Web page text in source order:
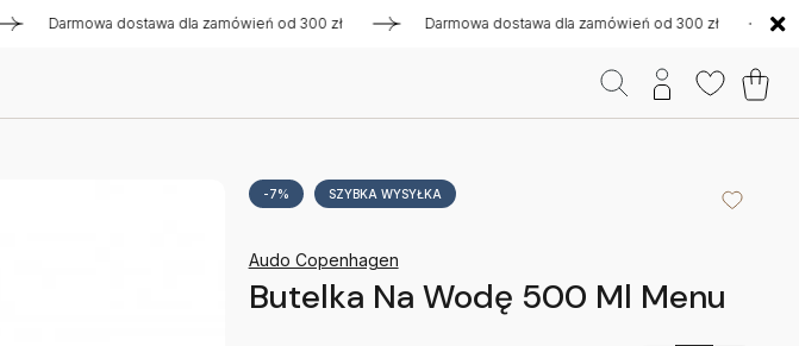
Darmowa dostawa dla zamówień od 300 zł Darmowa dostawa dla zamówień od 300 zł
-7% SZYBKA WYSYŁKA
Audo Copenhagen
Butelka Na Wodę 500 Ml Menu